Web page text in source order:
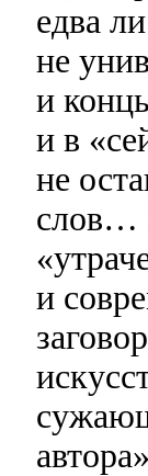
едва
не
и
и в
не
слов…
и